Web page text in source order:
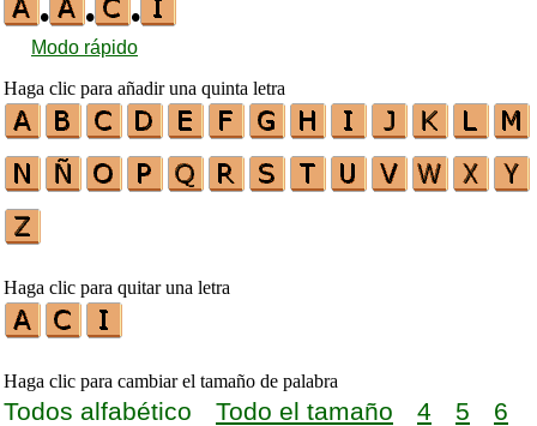
•
• •
Modo rápido
Haga clic para añadir una quinta letra
Haga clic para quitar una letra
Haga clic para cambiar el tamaño de palabra
Todos alfabético Todo el tamaño 4 5
6